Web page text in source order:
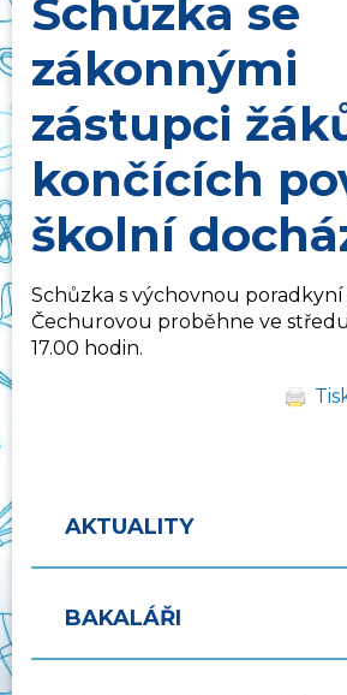
Schůzka se
zákonnými
zástupci
končících
školní
Schůzka s výchovnou
Čechurovou proběhne ve
17.00 hodin.
AKTUALITY
BAKALÁŘI